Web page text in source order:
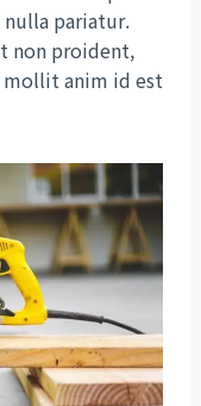
pariatur.
non proident,
mollit anim id est